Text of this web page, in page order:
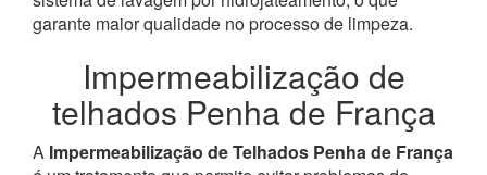
garante maior qualidade no processo de limpeza.
Impermeabilização de
telhados Penha de França
A Impermeabilização de Telhados Penha de França